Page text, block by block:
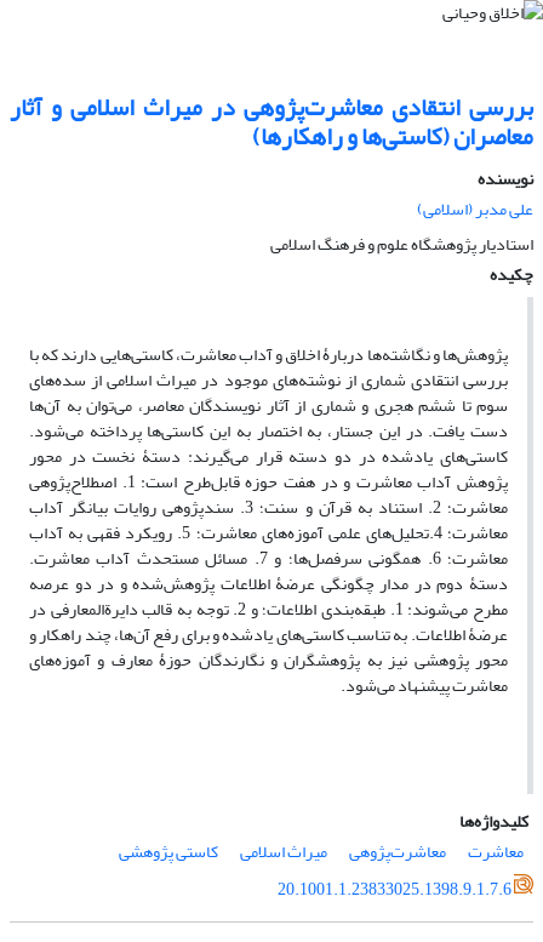
بررسی انتقادی معاشرت‌پژوهی در میراث اسلامی و آثار
معاصران (کاستی‌ها و راهکارها)
نویسنده
علی مدبر (اسلامی)
استادیار پژوهشگاه علوم و فرهنگ اسلامی
چکیده
پژوهش‌ها و نگاشته‌ها دربارۀ اخلاق و آداب معاشرت، کاستی‌هایی دارند که با
بررسی انتقادی شماری از نوشته‌های موجود در میراث اسلامی از سده‌های
سوم تا ششم هجری و شماری از آثار نویسندگان معاصر، می‌توان به آن‌ها
دست یافت. در این جستار، به اختصار به این کاستی‌ها پرداخته می‌شود.
کاستی‌های یادشده در دو دسته قرار می‌گیرند: دستۀ نخست در محور
پژوهش آداب معاشرت و در هفت حوزه قابل‌طرح است: 1. اصطلاح‌پژوهی
معاشرت؛ 2. استناد به قرآن و سنت؛ 3. سندپژوهی روایات بیانگر آداب
معاشرت؛ 4.تحلیل‌های علمی آموزه‌های معاشرت؛ 5. رویکرد فقهی به آداب
معاشرت؛ 6. همگونی سرفصل‌ها؛ و 7. مسائل مستحدث آداب معاشرت.
دستۀ دوم در مدار چگونگی عرضۀ اطلاعات پژوهش‌شده و در دو عرصه
مطرح می‌شوند: 1. طبقه‌بندی اطلاعات؛ و 2. توجه به قالب دایرةالمعارفی در
عرضۀ اطلاعات. به تناسب کاستی‌های یادشده و برای رفع آن‌ها، چند راهکار و
محور پژوهشی نیز به پژوهشگران و نگارندگان حوزۀ معارف و آموزه‌های
معاشرت پیشنهاد می‌شود.
کلیدواژه‌ها
معاشرت
معاشرت‌پژوهی میراث اسلامی
کاستی پژوهشی
20.1001.1.23833025.1398.9.1.7.6